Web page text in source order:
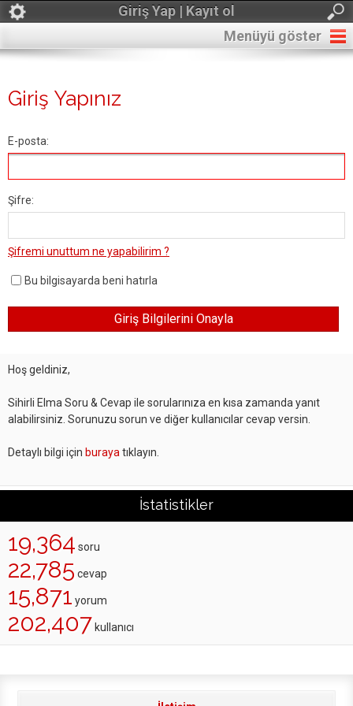
Giriş Yap | Kayıt ol
Menüyü göster
Giriş Yapınız
E-posta:
Şifre:
Şifremi unuttum ne yapabilirim ?
Bu bilgisayarda beni hatırla
Hoş geldiniz,
Sihirli Elma Soru & Cevap ile sorularınıza en kısa zamanda yanıt
alabilirsiniz. Sorunuzu sorun ve diğer kullanıcılar cevap versin.
Detaylı bilgi için buraya tıklayın.
İstatistikler
19,364 soru
22,785 cevap
15,871 yorum
202,407 kullanıcı